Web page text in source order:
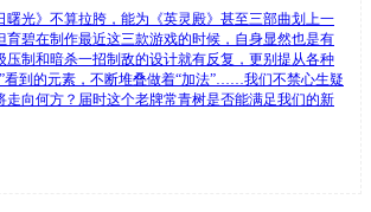
曙光》不算拉胯，能为《英灵殿》甚至三部曲划上一
育碧在制作最近这三款游戏的时候，自身显然也是有
压制和暗杀一招制敌的设计就有反复，更别提从各种
看到的元素，不断堆叠做着“加法”……我们不禁心生疑
走向何方？届时这个老牌常青树是否能满足我们的新